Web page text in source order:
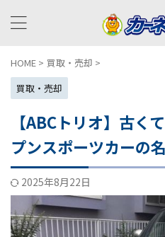
HOME > 買取・売却 >
買取・売却
【ABCトリオ】古く
プンスポーツカーの
2025年8月22日